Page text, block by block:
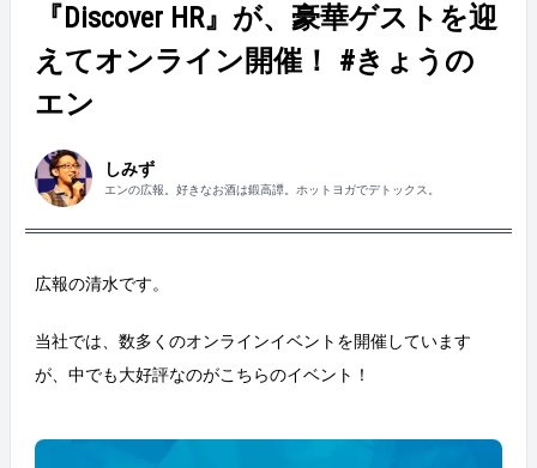
『Discover HR』が、豪華ゲストを迎
えてオンライン開催！ #きょうの
エン
しみず
エンの広報。好きなお酒は鍛高譚。ホットヨガでデトックス。
広報の清水です。
当社では、数多くのオンラインイベントを開催しています
が、中でも大好評なのがこちらのイベント！